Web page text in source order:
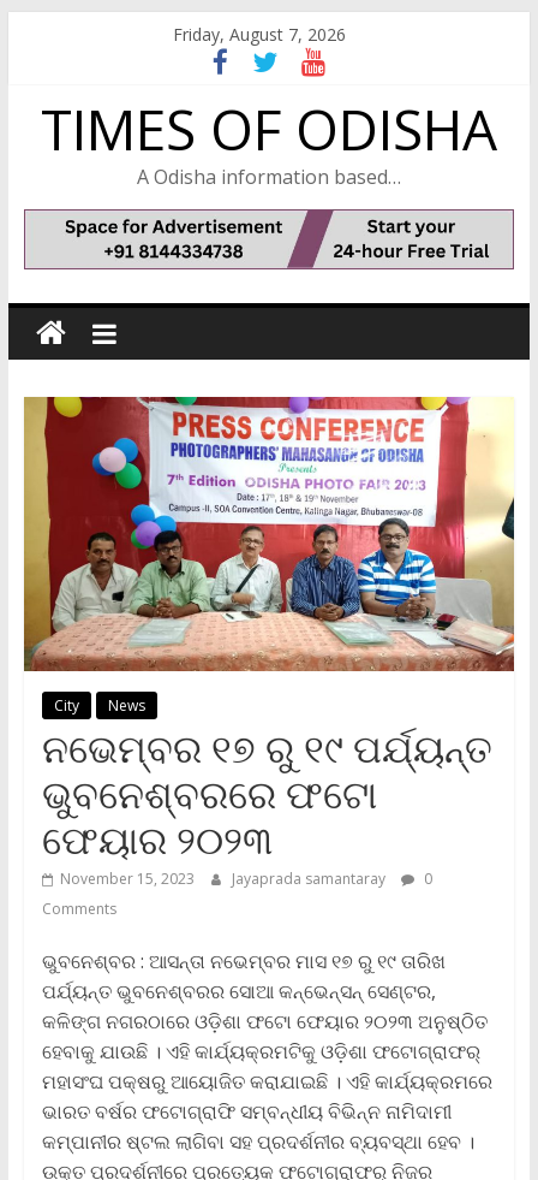
Friday, August 7, 2026
TIMES OF ODISHA
A Odisha information based…
City News
ନଭେମ୍ବର ୧୭ ରୁ ୧୯ ପର୍ଯ୍ୟନ୍ତ
ଭୁବନେଶ୍ବରରେ ଫଟୋ
ଫେୟାର ୨୦୨୩
November 15, 2023 Jayaprada samantaray
0
Comments
ଭୁବନେଶ୍ବର : ଆସନ୍ତା ନଭେମ୍ବର ମାସ ୧୭ ରୁ ୧୯ ତାରିଖ
ପର୍ଯ୍ୟନ୍ତ ଭୁବନେଶ୍ବରର ସୋଆ କନ୍‌ଭେନ୍‌ସନ୍ ସେଣ୍ଟର,
କଳିଙ୍ଗ ନଗରଠାରେ ଓଡ଼ିଶା ଫଟୋ ଫେୟାର ୨୦୨୩ ଅନୁଷ୍ଠିତ
ହେବାକୁ ଯାଉଛି । ଏହି କାର୍ଯ୍ୟକ୍ରମଟିକୁ ଓଡ଼ିଶା ଫଟୋଗ୍ରାଫର୍
ମହାସଂଘ ପକ୍ଷରୁ ଆୟୋଜିତ କରାଯାଇଛି । ଏହି କାର୍ଯ୍ୟକ୍ରମରେ
ଭାରତ ବର୍ଷର ଫଟୋଗ୍ରାଫି ସମ୍ବନ୍ଧୀୟ ବିଭିନ୍ନ ନାମିଦାମୀ
କମ୍ପାନୀର ଷ୍ଟଲ ଲାଗିବା ସହ ପ୍ରଦର୍ଶନୀର ବ୍ୟବସ୍ଥା ହେବ ।
ଉକ୍ତ ପ୍ରଦର୍ଶନୀରେ ପ୍ରତ୍ୟେକ ଫଟୋଗ୍ରାଫର୍ ନିଜର